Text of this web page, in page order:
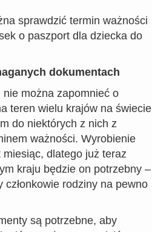
sprawdzić termin ważności
o paszport dla dziecka do
dokumentach
można zapomnieć o
teren wielu krajów na świecie
do niektórych z nich z
ważności. Wyrobienie
dlatego już teraz
kraju będzie on potrzebny –
rodziny na pewno
są potrzebne, aby